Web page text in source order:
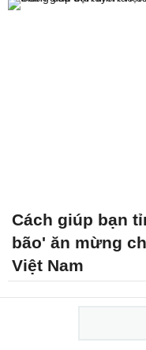
Cách giúp bạn
bão' ăn mừng
Việt Nam